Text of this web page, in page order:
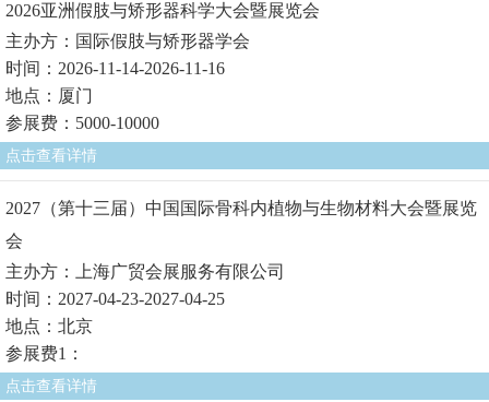
2026亚洲假肢与矫形器科学大会暨展览会
主办方：国际假肢与矫形器学会
时间：2026-11-14-2026-11-16
地点：厦门
参展费：5000-10000
点击查看详情
2027（第十三届）中国国际骨科内植物与生物材料大会暨展览
会
主办方：上海广贸会展服务有限公司
时间：2027-04-23-2027-04-25
地点：北京
参展费1：
点击查看详情